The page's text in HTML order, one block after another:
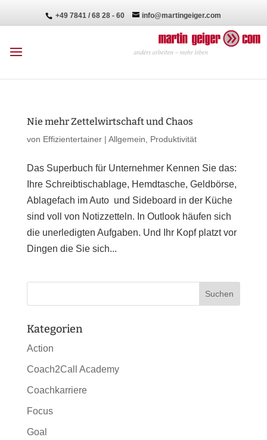
+49 7841 / 68 28 - 60 info@martingeiger.com
Nie mehr Zettelwirtschaft und Chaos
von Effizientertainer| Allgemein Produktivität
Das Superbuch für Unternehmer Kennen Sie das:
Ihre Schreibtischablage, Hemdtasche, Geldbörse,
Ablagefach im Auto und Sideboard in der Küche
sind voll von Notizzetteln. In Outlook häufen sich
die unerledigten Aufgaben. Und Ihr Kopf platzt vor
Dingen die Sie sich...
Kategorien
Action
Coach2Call Academy
Coachkarriere
Focus
Goal